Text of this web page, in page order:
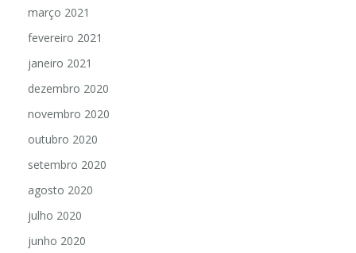
março 2021
fevereiro 2021
janeiro 2021
dezembro 2020
novembro 2020
outubro 2020
setembro 2020
agosto 2020
julho 2020
junho 2020